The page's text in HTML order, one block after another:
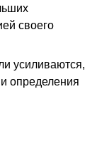
своего
усиливаются,
определения